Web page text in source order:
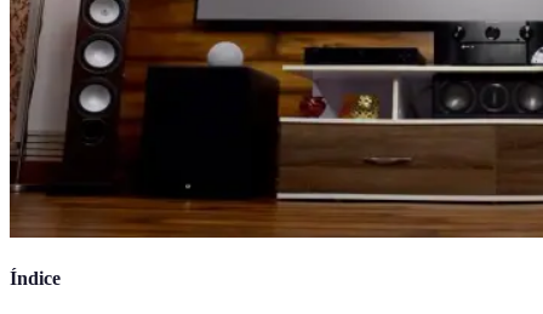
Índice